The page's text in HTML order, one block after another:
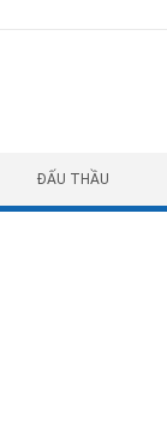
ĐẤU THẦU